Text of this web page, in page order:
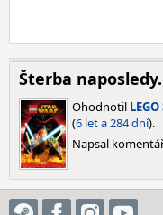
Šterba
Ohodnotil
(6 let a 284 dní).
Napsal